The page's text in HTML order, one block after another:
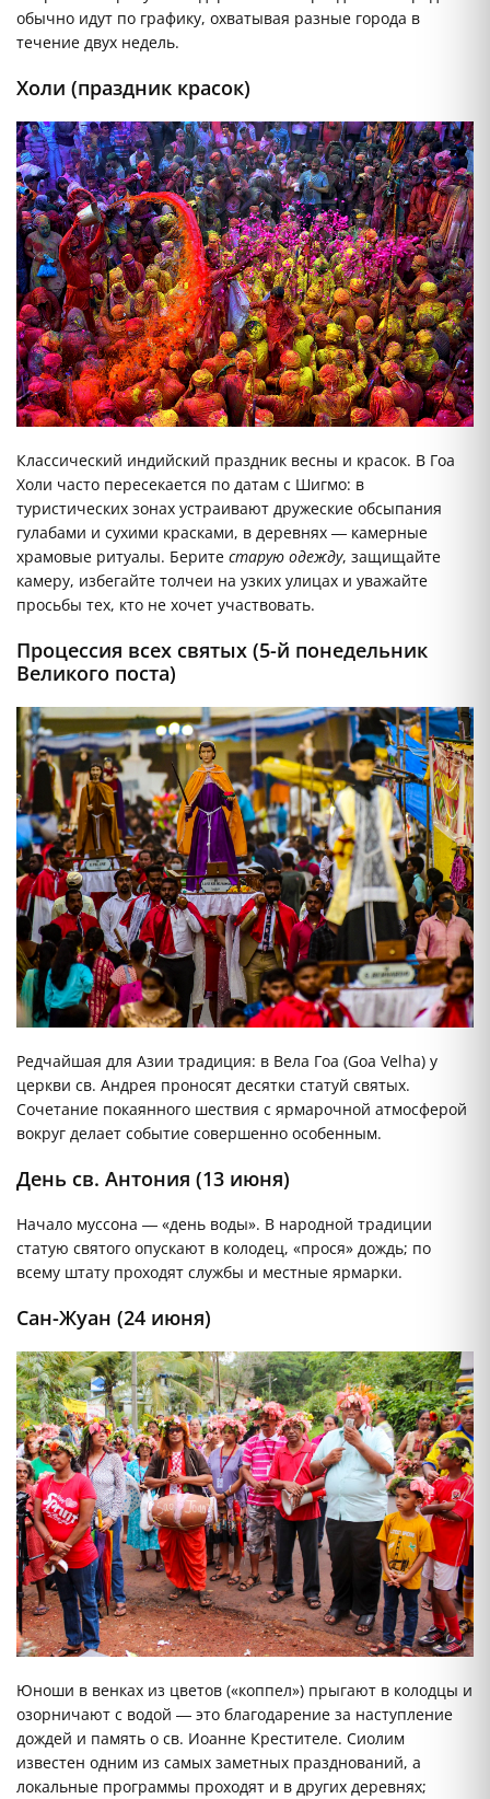
обычно идут по графику, охватывая разные города в
течение двух недель.
Холи (праздник красок)
Классический индийский праздник весны и красок. В Гоа
Холи часто пересекается по датам с Шигмо: в
туристических зонах устраивают дружеские обсыпания
гулабами и сухими красками, в деревнях — камерные
храмовые ритуалы. Берите старую одежду, защищайте
камеру, избегайте толчеи на узких улицах и уважайте
просьбы тех, кто не хочет участвовать.
Процессия всех святых (5-й понедельник
Великого поста)
Редчайшая для Азии традиция: в Вела Гоа (Goa Velha) у
церкви св. Андрея проносят десятки статуй святых.
Сочетание покаянного шествия с ярмарочной атмосферой
вокруг делает событие совершенно особенным.
День св. Антония (13 июня)
Начало муссона — «день воды». В народной традиции
статую святого опускают в колодец, «прося» дождь; по
всему штату проходят службы и местные ярмарки.
Сан-Жуан (24 июня)
Юноши в венках из цветов («коппел») прыгают в колодцы и
озорничают с водой — это благодарение за наступление
дождей и память о св. Иоанне Крестителе. Сиолим
известен одним из самых заметных празднований, а
локальные программы проходят и в других деревнях;